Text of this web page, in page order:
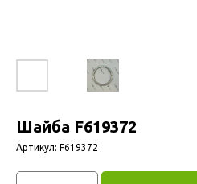
Шайба F619372
Артикул: F619372